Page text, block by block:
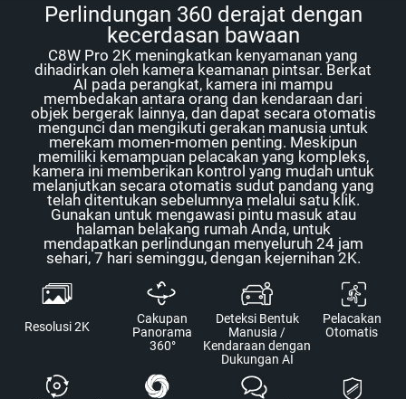
Perlindungan 360 derajat dengan
kecerdasan bawaan
C8W Pro 2K meningkatkan kenyamanan yang
dihadirkan oleh kamera keamanan pintsar. Berkat
AI pada perangkat, kamera ini mampu
membedakan antara orang dan kendaraan dari
objek bergerak lainnya, dan dapat secara otomatis
mengunci dan mengikuti gerakan manusia untuk
merekam momen-momen penting. Meskipun
memiliki kemampuan pelacakan yang kompleks,
kamera ini memberikan kontrol yang mudah untuk
melanjutkan secara otomatis sudut pandang yang
telah ditentukan sebelumnya melalui satu klik.
Gunakan untuk mengawasi pintu masuk atau
halaman belakang rumah Anda, untuk
mendapatkan perlindungan menyeluruh 24 jam
sehari, 7 hari seminggu, dengan kejernihan 2K.
Resolusi 2K
Cakupan
Panorama
360°
Deteksi Bentuk
Manusia /
Kendaraan dengan
Dukungan AI
Pelacakan
Otomatis